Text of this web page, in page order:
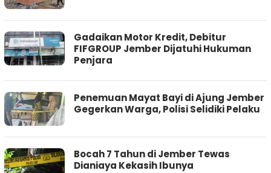
Gadaikan Motor Kredit, Debitur
FIFGROUP Jember Dijatuhi Hukuman
Penjara
Penemuan Mayat Bayi di Ajung Jember
Gegerkan Warga, Polisi Selidiki Pelaku
Bocah 7 Tahun di Jember Tewas
Dianiaya Kekasih Ibunya